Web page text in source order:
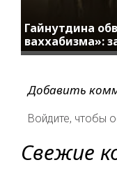
Гайнутдина
ваххабизма»:
Добавить
Войдите, чтобы
Свежие